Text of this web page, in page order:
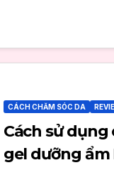
CÁCH CHĂM SÓC DA
Cách sử
gel dưỡng ẩm